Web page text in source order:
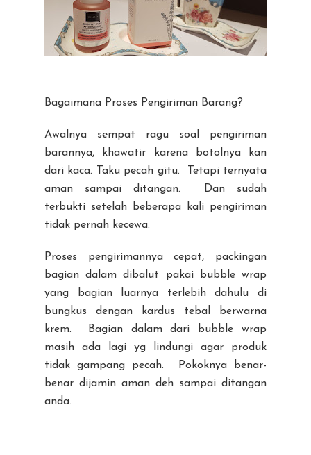
Bagaimana Proses Pengiriman Barang?
Awalnya sempat ragu soal pengiriman
barannya, khawatir karena botolnya kan
dari kaca. Taku pecah gitu. Tetapi ternyata
aman sampai ditangan. Dan sudah
terbukti setelah beberapa kali pengiriman
tidak pernah kecewa.
Proses pengirimannya cepat, packingan
bagian dalam dibalut pakai bubble wrap
yang bagian luarnya terlebih dahulu di
bungkus dengan kardus tebal berwarna
krem. Bagian dalam dari bubble wrap
masih ada lagi yg lindungi agar produk
tidak gampang pecah. Pokoknya benar-
benar dijamin aman deh sampai ditangan
anda.